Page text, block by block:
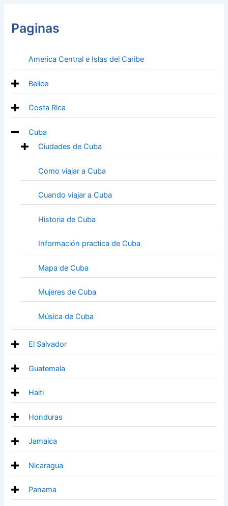
Paginas
America Central e Islas del Caribe
Belice
Costa Rica
Cuba
Ciudades de Cuba
Como viajar a Cuba
Cuando viajar a Cuba
Historia de Cuba
Información practica de Cuba
Mapa de Cuba
Mujeres de Cuba
Música de Cuba
El Salvador
Guatemala
Haiti
Honduras
Jamaica
Nicaragua
Panama